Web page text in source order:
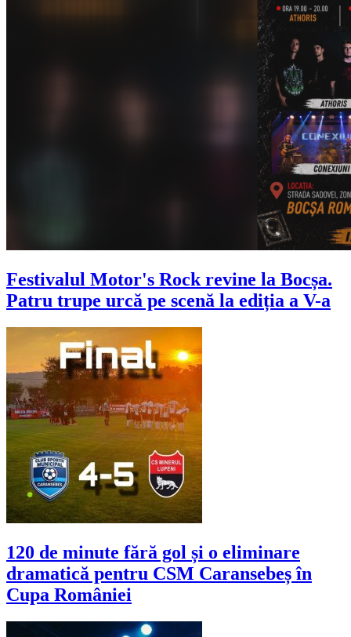
Festivalul Motor's Rock revine la Bocșa.
Patru trupe urcă pe scenă la ediția a V-a
120 de minute fără gol și o eliminare
dramatică pentru CSM Caransebeș în
Cupa României